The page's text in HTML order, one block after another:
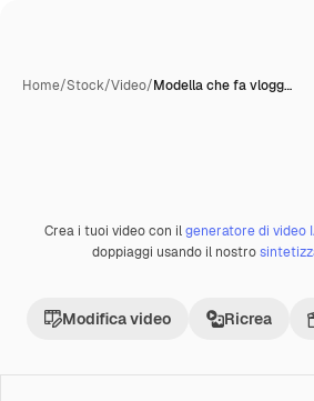
Home/Stock/Video/Modella che fa vlogg…
Crea i tuoi video con ilgeneratore di video
doppiaggi usando il nostro
Modifica video Ricrea